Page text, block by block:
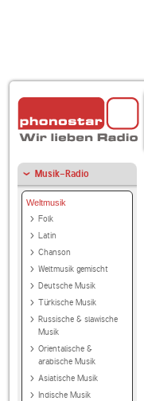
Musik-Radio
Weltmusik
Folk
Latin
Chanson
Weltmusik gemischt
Deutsche Musik
Türkische Musik
Russische & slawische
Musik
Orientalische &
arabische Musik
Asiatische Musik
Indische Musik